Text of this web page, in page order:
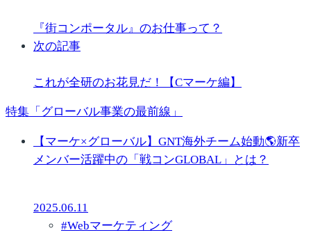
『街コンポータル』のお仕事って？
次の記事
これが全研のお花見だ！【Cマーケ編】
特集「グローバル事業の最前線」
【マーケ×グローバル】GNT海外チーム始動🌎新卒
メンバー活躍中の「戦コンGLOBAL」とは？
2025.06.11
#Webマーケティング